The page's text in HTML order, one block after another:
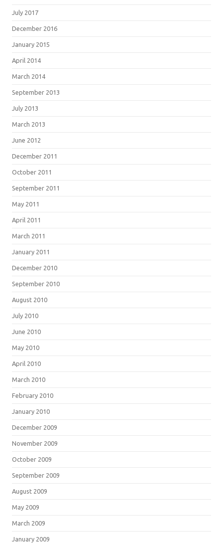
July 2017
December 2016
January 2015
April 2014
March 2014
September 2013
July 2013
March 2013
June 2012
December 2011
October 2011
September 2011
May 2011
April 2011
March 2011
January 2011
December 2010
September 2010
August 2010
July 2010
June 2010
May 2010
April 2010
March 2010
February 2010
January 2010
December 2009
November 2009
October 2009
September 2009
August 2009
May 2009
March 2009
January 2009